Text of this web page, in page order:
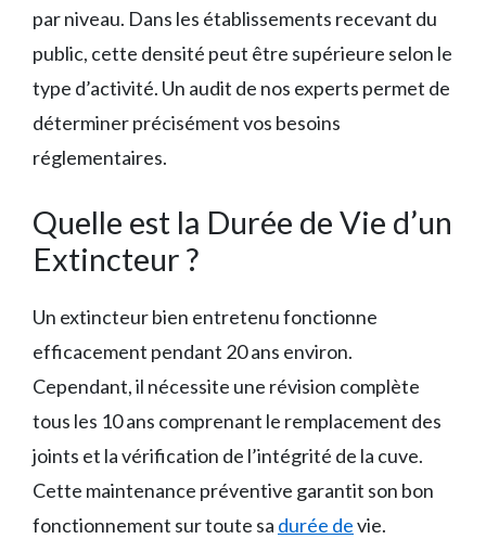
par niveau. Dans les établissements recevant du
public, cette densité peut être supérieure selon le
type d’activité. Un audit de nos experts permet de
déterminer précisément vos besoins
réglementaires.
Quelle est la Durée de Vie d’un
Extincteur ?
Un extincteur bien entretenu fonctionne
efficacement pendant 20 ans environ.
Cependant, il nécessite une révision complète
tous les 10 ans comprenant le remplacement des
joints et la vérification de l’intégrité de la cuve.
Cette maintenance préventive garantit son bon
fonctionnement sur toute sa durée devie.